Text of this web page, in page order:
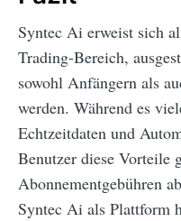
Syntec Ai erweist sich
Trading-Bereich,
sowohl Anfängern als
werden. Während es
Echtzeitdaten und
Benutzer diese Vorteile
Abonnementgebühren
Syntec Ai als Plattform